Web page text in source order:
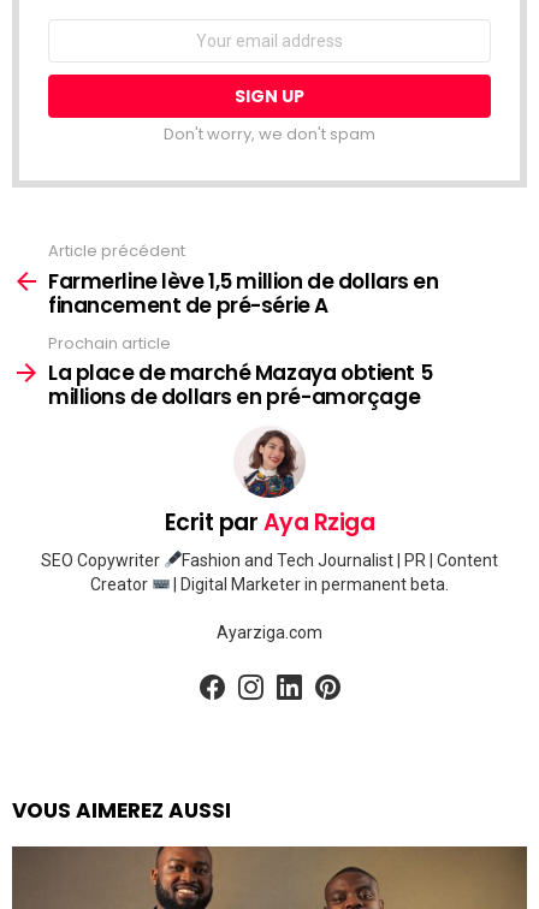
Email
Don't worry, we don't spam
plus
Article précédent
Farmerline lève 1,5 million de dollars en
financement de pré-série A
Prochain article
La place de marché Mazaya obtient 5
millions de dollars en pré-amorçage
Ecrit parAya Rziga
SEO Copywriter
Fashion and Tech Journalist | PR | Content
Creator
| Digital Marketer in permanent beta.
Ayarziga.com
VOUS AIMEREZ AUSSI